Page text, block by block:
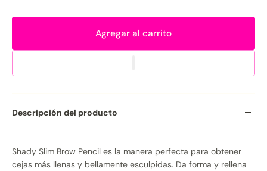
Agregar al carrito
Descripción del producto
Shady Slim Brow Pencil es la manera perfecta para obtener
cejas más llenas y bellamente esculpidas. Da forma y rellena